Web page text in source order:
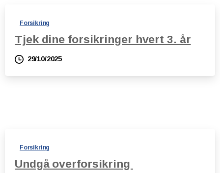
Forsikring
Tjek dine forsikringer hvert 3. år
29/10/2025
Forsikring
Undgå overforsikring